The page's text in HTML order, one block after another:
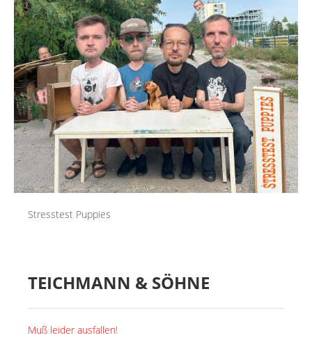
VERMIETUNG
UNTERSTÜTZEN
NEWSLETTER
Stresstest Puppies
TEICHMANN & SÖHNE
Muß leider ausfallen!